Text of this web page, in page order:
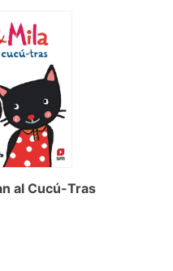
al Cucú-Tras